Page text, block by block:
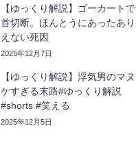
【ゆっくり解説】ゴーカートで
首切断。ほんとうにあったあり
えない死因
2025年12月7日
【ゆっくり解説】浮気男のマヌ
ケすぎる末路#ゆっくり解説
#shorts #笑える
2025年12月5日